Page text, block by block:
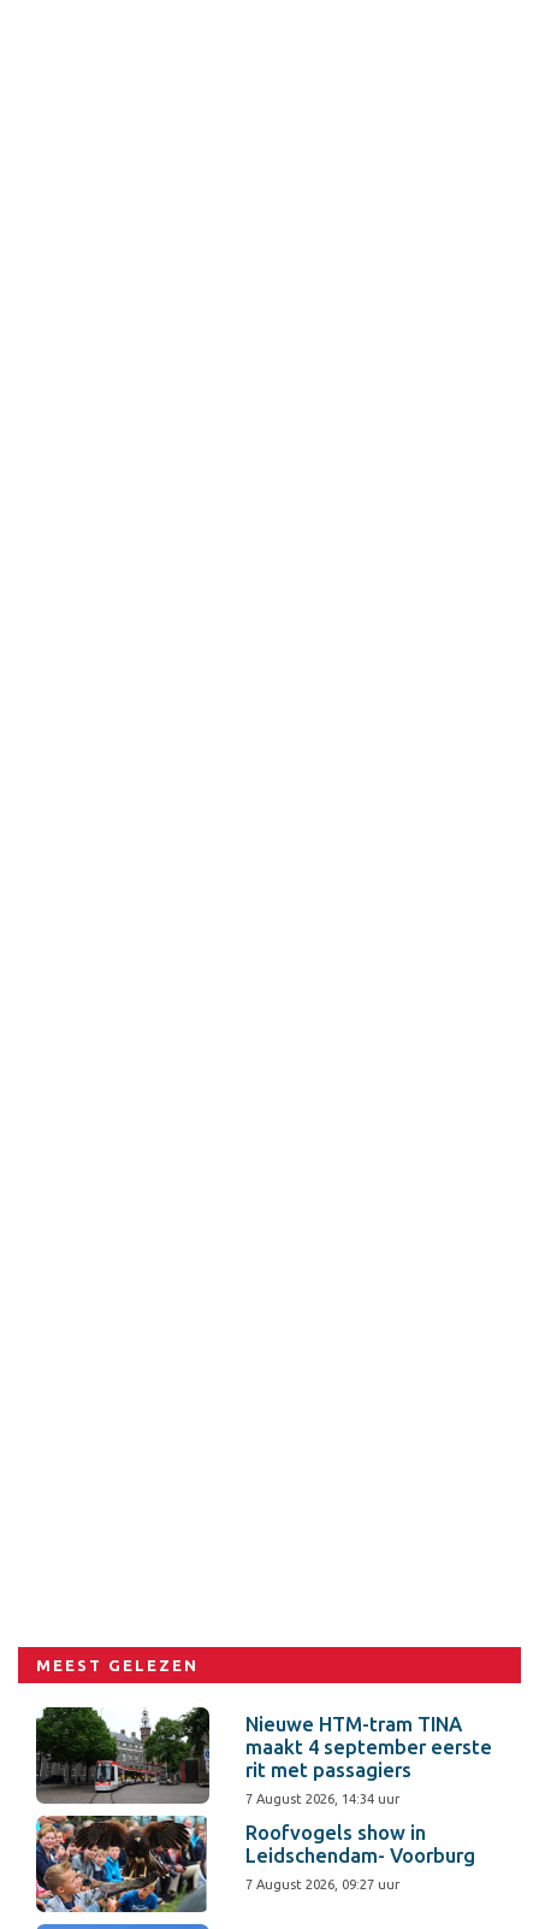
MEEST GELEZEN
Nieuwe HTM-tram TINA
maakt 4 september eerste
rit met passagiers
7 August 2026, 14:34 uur
Roofvogels show in
Leidschendam- Voorburg
7 August 2026, 09:27 uur